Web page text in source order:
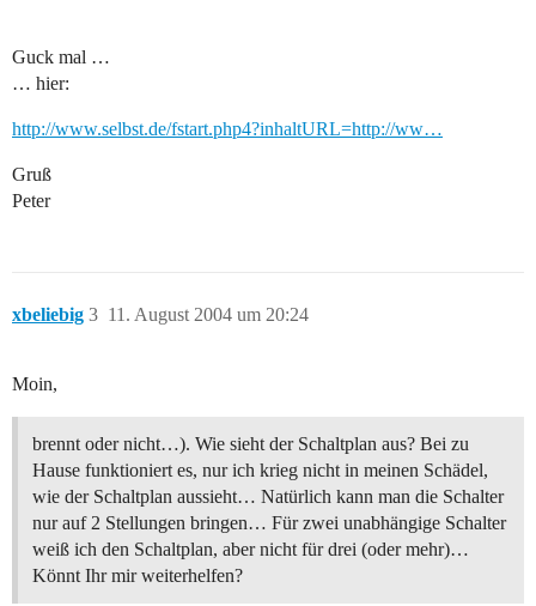
Guck mal …
… hier:
http://www.selbst.de/fstart.php4?inhaltURL=http://ww…
Gruß
Peter
xbeliebig 11. August 2004 um 20:24
3
Moin,
brennt oder nicht…). Wie sieht der Schaltplan aus? Bei zu
Hause funktioniert es, nur ich krieg nicht in meinen Schädel,
wie der Schaltplan aussieht… Natürlich kann man die Schalter
nur auf 2 Stellungen bringen… Für zwei unabhängige Schalter
weiß ich den Schaltplan, aber nicht für drei (oder mehr)…
Könnt Ihr mir weiterhelfen?